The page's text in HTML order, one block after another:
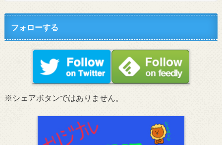
フォローする
※シェアボタンではありません。